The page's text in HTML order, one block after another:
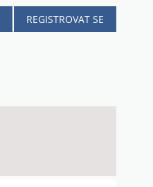
REGISTROVAT SE